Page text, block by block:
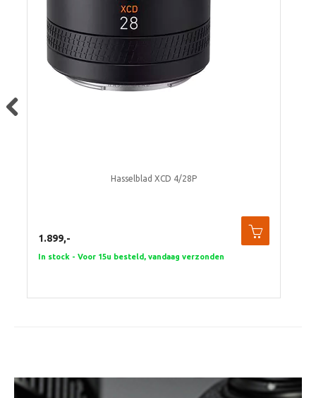
Hasselblad XCD 4/28P
1.899,-
In stock - Voor 15u besteld, vandaag verzonden